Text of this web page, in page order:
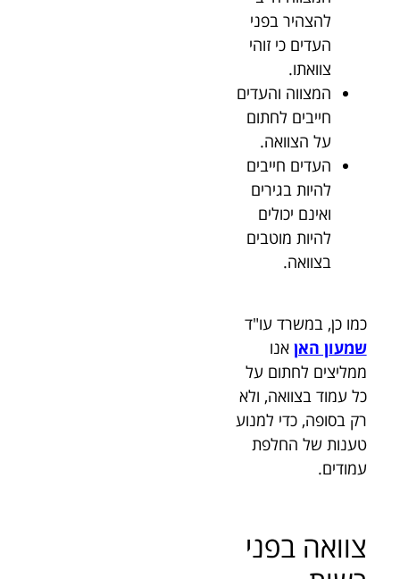
להצהיר בפני
העדים כי זוהי
צוואתו.
המצווה והעדים
חייבים לחתום
על הצוואה.
העדים חייבים
להיות בגירים
ואינם יכולים
להיות מוטבים
בצוואה.
כמו כן, במשרד עו"ד
שמעון האן אנו
ממליצים לחתום על
כל עמוד בצוואה, ולא
רק בסופה, כדי למנוע
טענות של החלפת
עמודים.
צוואה בפני